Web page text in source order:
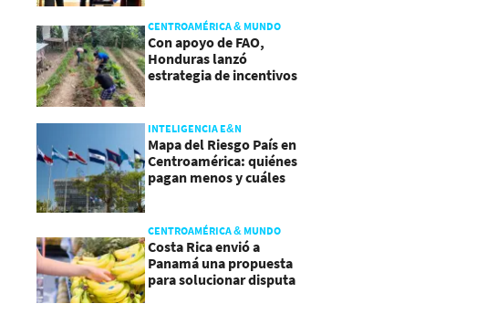
CENTROAMÉRICA & MUNDO
Con apoyo de FAO,
Honduras lanzó
estrategia de incentivos
INTELIGENCIA E&N
Mapa del Riesgo País en
Centroamérica: quiénes
pagan menos y cuáles
CENTROAMÉRICA & MUNDO
Costa Rica envió a
Panamá una propuesta
para solucionar disputa